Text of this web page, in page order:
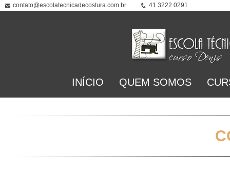
contato@escolatecnicadecostura.com.br 41 3222.0291
INÍCIO QUEM SOMOS